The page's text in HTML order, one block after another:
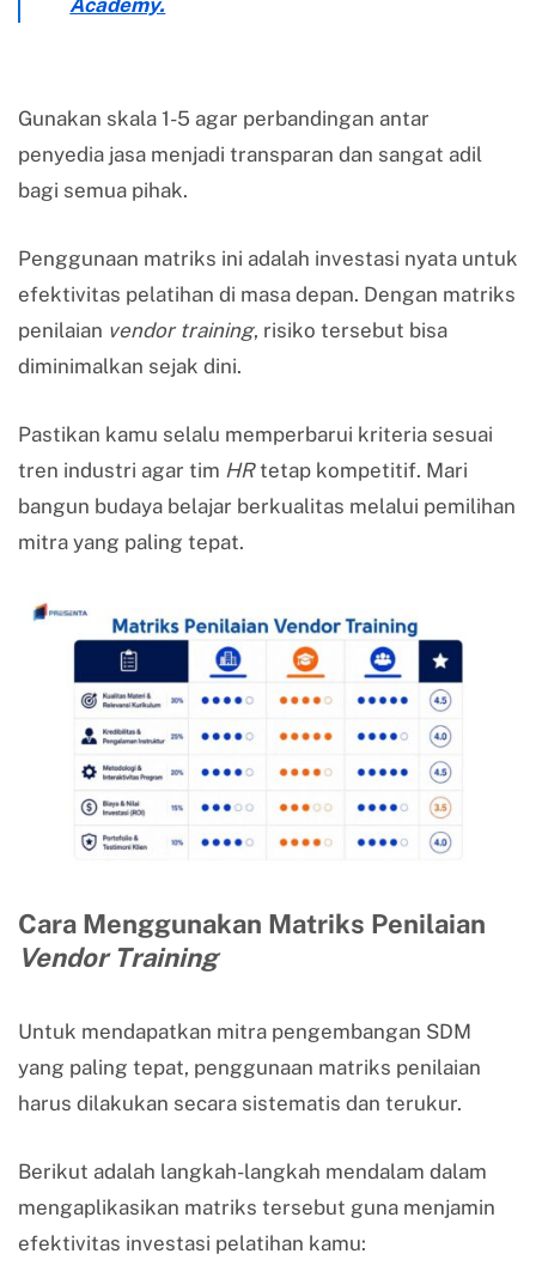
Academy.
Gunakan skala 1-5 agar perbandingan antar
penyedia jasa menjadi transparan dan sangat adil
bagi semua pihak.
Penggunaan matriks ini adalah investasi nyata untuk
efektivitas pelatihan di masa depan. Dengan matriks
penilaian vendor training, risiko tersebut bisa
diminimalkan sejak dini.
Pastikan kamu selalu memperbarui kriteria sesuai
tren industri agar tim HRtetap kompetitif. Mari
bangun budaya belajar berkualitas melalui pemilihan
mitra yang paling tepat.
Cara Menggunakan Matriks Penilaian
Vendor Training
Untuk mendapatkan mitra pengembangan SDM
yang paling tepat, penggunaan matriks penilaian
harus dilakukan secara sistematis dan terukur.
Berikut adalah langkah-langkah mendalam dalam
mengaplikasikan matriks tersebut guna menjamin
efektivitas investasi pelatihan kamu: